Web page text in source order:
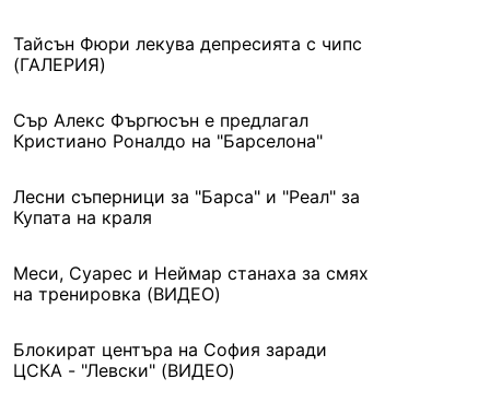
Тайсън Фюри лекува депресията с чипс
(ГАЛЕРИЯ)
Сър Алекс Фъргюсън е предлагал
Кристиано Роналдо на "Барселона"
Лесни съперници за "Барса" и "Реал" за
Купата на краля
Меси, Суарес и Неймар станаха за смях
на тренировка (ВИДЕО)
Блокират центъра на София заради
ЦСКА - "Левски" (ВИДЕО)